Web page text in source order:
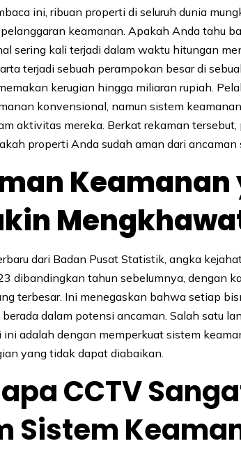
ini, ribuan properti di seluruh dunia
keamanan. Apakah Anda tahu
sering kali terjadi dalam waktu hitungan
terjadi sebuah perampokan besar di
kerugian hingga miliaran rupiah.
konvensional, namun sistem
aktivitas mereka. Berkat rekaman
properti Anda sudah aman dari ancaman
Keamanan
dari Badan Pusat Statistik, angka
dibandingkan tahun sebelumnya, dengan
terbesar. Ini menegaskan bahwa setiap
berada dalam potensi ancaman. Salah satu
adalah dengan memperkuat sistem
yang tidak dapat diabaikan.
CCTV
Sistem